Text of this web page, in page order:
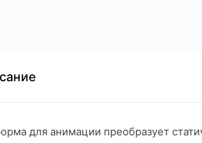
для анимации преобразует